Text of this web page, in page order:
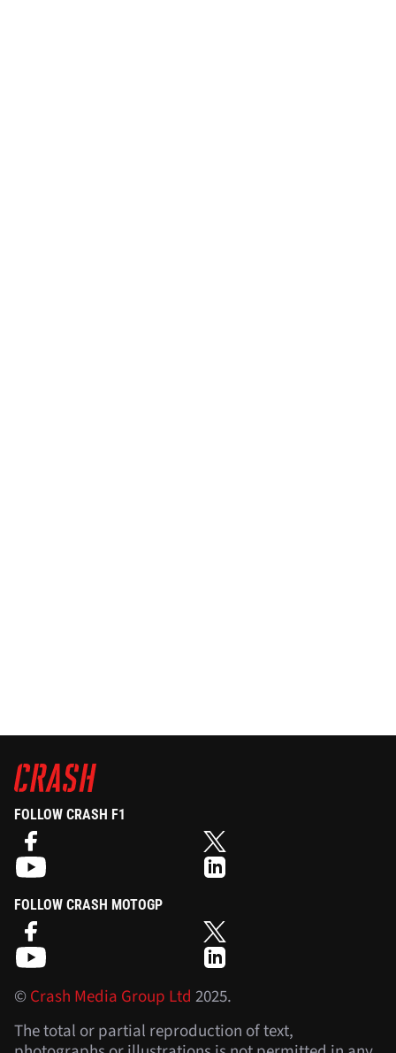
FOLLOW CRASH F1
FOLLOW CRASH MOTOGP
©Crash Media Group Ltd 2025.
The total or partial reproduction of text,